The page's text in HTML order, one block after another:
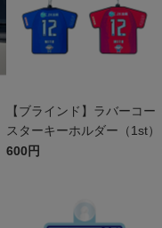
【ブラインド】ラバーコー
スターキーホルダー（1st）
600円